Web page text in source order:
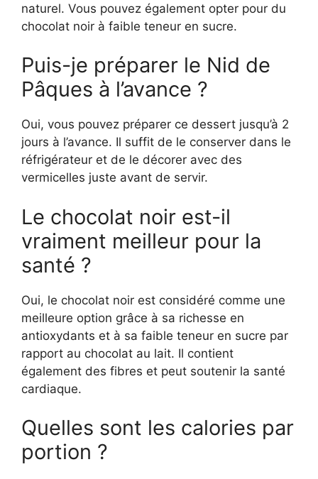
naturel. Vous pouvez également opter pour du
chocolat noir à faible teneur en sucre.
Puis-je préparer le Nid de
Pâques à l’avance ?
Oui, vous pouvez préparer ce dessert jusqu’à 2
jours à l’avance. Il suffit de le conserver dans le
réfrigérateur et de le décorer avec des
vermicelles juste avant de servir.
Le chocolat noir est-il
vraiment meilleur pour la
santé ?
Oui, le chocolat noir est considéré comme une
meilleure option grâce à sa richesse en
antioxydants et à sa faible teneur en sucre par
rapport au chocolat au lait. Il contient
également des fibres et peut soutenir la santé
cardiaque.
Quelles sont les calories par
portion ?